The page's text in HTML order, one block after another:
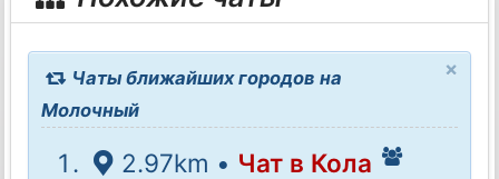
×
Чаты ближайших городов на
Молочный
2.97km • Чат в Кола